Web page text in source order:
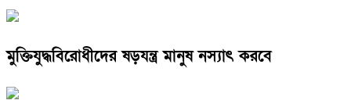
মুক্তিযুদ্ধবিরোধীদের ষড়যন্ত্র মানুষ নস্যাৎ করবে